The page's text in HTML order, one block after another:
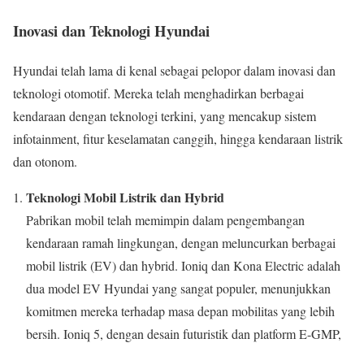
Inovasi dan Teknologi Hyundai
Hyundai telah lama di kenal sebagai pelopor dalam inovasi dan
teknologi otomotif. Mereka telah menghadirkan berbagai
kendaraan dengan teknologi terkini, yang mencakup sistem
infotainment, fitur keselamatan canggih, hingga kendaraan listrik
dan otonom.
Teknologi Mobil Listrik dan Hybrid
Pabrikan mobil telah memimpin dalam pengembangan
kendaraan ramah lingkungan, dengan meluncurkan berbagai
mobil listrik (EV) dan hybrid. Ioniq dan Kona Electric adalah
dua model EV Hyundai yang sangat populer, menunjukkan
komitmen mereka terhadap masa depan mobilitas yang lebih
bersih. Ioniq 5, dengan desain futuristik dan platform E-GMP,